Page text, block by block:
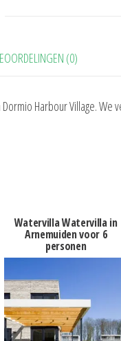
(0)
Harbour Village. We
Watervilla Watervilla in
Arnemuiden voor 6
personen